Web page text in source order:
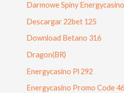
Darmowe Spiny
Descargar 22bet 125
Download Betano 316
Dragon(BR)
Energycasino Pl 292
Energycasino Promo Code